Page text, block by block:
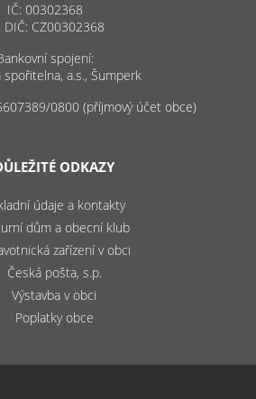
IČ: 00302368
DIČ: CZ00302368
spojení:
spořitelna, a.s., Šumperk
0800 (příjmový účet obce)
ODKAZY
údaje a kontakty
dům a obecní klub
zařízení v obci
Česká pošta, s.p.
Výstavba v obci
Poplatky obce